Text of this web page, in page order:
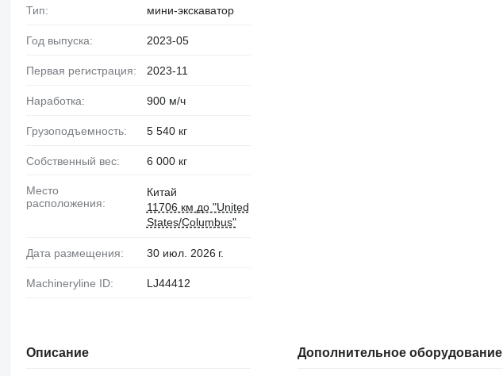
Тип: мини-экскаватор
Год выпуска: 2023-05
Первая регистрация: 2023-11
Наработка: 900 м/ч
Грузоподъемность: 5 540 кг
Собственный вес: 6 000 кг
Место
расположения:
Китай
11706 км до "United
States/Columbus"
Дата размещения: 30 июл. 2026 г.
Machineryline ID: LJ44412
Описание Дополнительное оборудование